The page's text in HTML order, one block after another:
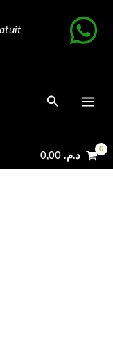
gratuit
Rechercher
د.م.